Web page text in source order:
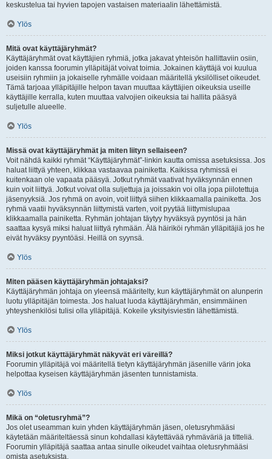
keskustelua tai hyvien tapojen vastaisen materiaalin lähettämistä.
Ylös
Mitä ovat käyttäjäryhmät?
Käyttäjäryhmät ovat käyttäjien ryhmiä, jotka jakavat yhteisön hallittaviin osiin,
joiden kanssa foorumin ylläpitäjät voivat toimia. Jokainen käyttäjä voi kuulua
useisiin ryhmiin ja jokaiselle ryhmälle voidaan määritellä yksilölliset oikeudet.
Tämä tarjoaa ylläpitäjille helpon tavan muuttaa käyttäjien oikeuksia useille
käyttäjille kerralla, kuten muuttaa valvojien oikeuksia tai hallita pääsyä
suljetulle alueelle.
Ylös
Missä ovat käyttäjäryhmät ja miten liityn sellaiseen?
Voit nähdä kaikki ryhmät “Käyttäjäryhmät”-linkin kautta omissa asetuksissa. Jos
haluat liittyä yhteen, klikkaa vastaavaa painiketta. Kaikissa ryhmissä ei
kuitenkaan ole vapaata pääsyä. Jotkut ryhmät vaativat hyväksynnän ennen
kuin voit liittyä. Jotkut voivat olla suljettuja ja joissakin voi olla jopa piilotettuja
jäsenyyksiä. Jos ryhmä on avoin, voit liittyä siihen klikkaamalla painiketta. Jos
ryhmä vaatii hyväksynnän liittymistä varten, voit pyytää liittymislupaa
klikkaamalla painiketta. Ryhmän johtajan täytyy hyväksyä pyyntösi ja hän
saattaa kysyä miksi haluat liittyä ryhmään. Älä häiriköi ryhmän ylläpitäjiä jos he
eivät hyväksy pyyntöäsi. Heillä on syynsä.
Ylös
Miten pääsen käyttäjäryhmän johtajaksi?
Käyttäjäryhmän johtaja on yleensä määritelty, kun käyttäjäryhmät on alunperin
luotu ylläpitäjän toimesta. Jos haluat luoda käyttäjäryhmän, ensimmäinen
yhteyshenkilösi tulisi olla ylläpitäjä. Kokeile yksityisviestin lähettämistä.
Ylös
Miksi jotkut käyttäjäryhmät näkyvät eri väreillä?
Foorumin ylläpitäjä voi määritellä tietyn käyttäjäryhmän jäsenille värin joka
helpottaa kyseisen käyttäjäryhmän jäsenten tunnistamista.
Ylös
Mikä on “oletusryhmä”?
Jos olet useamman kuin yhden käyttäjäryhmän jäsen, oletusryhmääsi
käytetään määriteltäessä sinun kohdallasi käytettävää ryhmäväriä ja titteliä.
Foorumin ylläpitäjä saattaa antaa sinulle oikeudet vaihtaa oletusryhmääsi
omista asetuksista.